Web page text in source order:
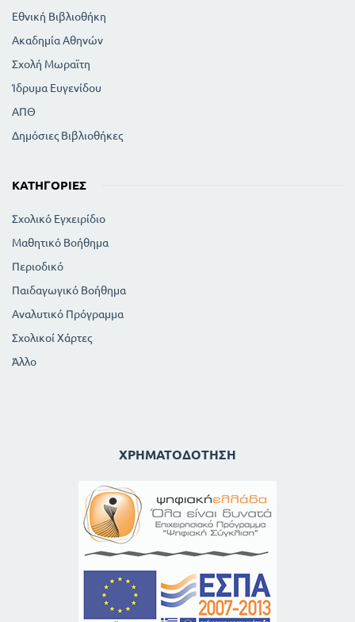
Εθνική Βιβλιοθήκη
Ακαδημία Αθηνών
Σχολή Μωραϊτη
Ίδρυμα Ευγενίδου
ΑΠΘ
Δημόσιες Βιβλιοθήκες
ΚΑΤΗΓΟΡΊΕΣ
Σχολικό Εγχειρίδιο
Μαθητικό Βοήθημα
Περιοδικό
Παιδαγωγικό Βοήθημα
Αναλυτικό Πρόγραμμα
Σχολικοί Χάρτες
Άλλο
ΧΡΗΜΑΤΟΔΌΤΗΣΗ